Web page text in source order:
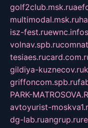
golf2club.msk.ru
multimodal.msk.ru
isz-fest.ruewnc.info
volnav.spb.ru
tesiaes.ru
gildiya-kuznecov.ru
griffoncom.spb.ru
PARK-
avtoyurist-
dg-lab.ruangrup.ru